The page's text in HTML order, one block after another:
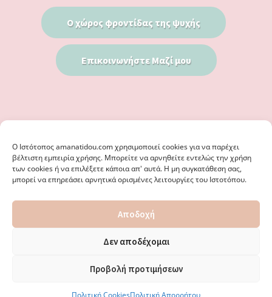
Ο Iστότοπος amanatidou.com χρησιμοποιεί cookies για να παρέχει
βέλτιστη εμπειρία χρήσης. Μπορείτε να αρνηθείτε εντελώς την χρήση
των cookies ή να επιλέξετε κάποια απ' αυτά. Η μη συγκατάθεση σας,
μπορεί να επηρεάσει αρνητικά ορισμένες λειτουργίες του Ιστοτόπου.
Αποδοχή
Δεν αποδέχομαι
Προβολή προτιμήσεων
Πολιτική CookiesΠολιτική Απορρήτου
Ο χώρος φροντίδας της ψυχής
Επικοινωνήστε Μαζί μου
ΘΕΣΣΑΛΟΝΊΚΗ - ΕΙΔΙΚΌΣ ΣΤΗ ΓΝΩΣΤΙΚΉ ΣΥΜΠΕΡΙΦΟΡΙΚΉ
ΨΥΧΟΘΕΡΑΠΕΊΑ, ΜΕΤΑΜΟΡΦΏΣΕΩΣ 36 & ΚΟΤΥΏΡΩΝ 38, ΚΑΛΑΜΑΡΙΆ
ΘΕΣΣΑΛΟΝΊΚΗ · ΚΑΤΑΣΚΕΥΉ ΑΠΌWEBERIENCE
ΔΙΕΥΘΎΝΣΕΩΝ ΚΑΙ ΑΛΛΑΓΏΝ. · ΑΠΑΓΟΡΕΎΕΤΑΙ ΑΥΣΤΗΡΆ Η